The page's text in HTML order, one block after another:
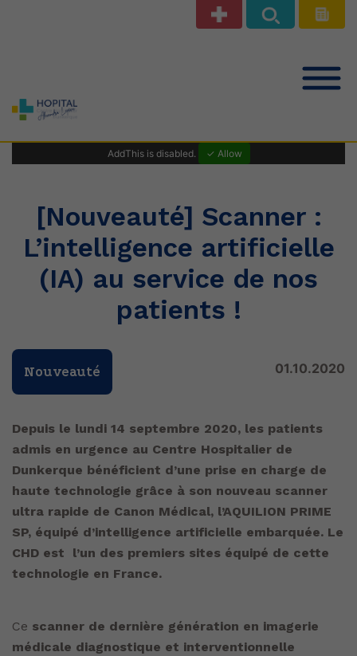
Notre offre de soins
Patients Public
Professionnels de santé
Le Centre Hospitalier
AddThis is disabled. ✓ Allow
[Nouveauté] Scanner :
L’intelligence artificielle
(IA) au service de nos
patients !
Nouveauté 01.10.2020
Depuis le lundi 14 septembre 2020, les patients
admis en urgence au Centre Hospitalier de
Dunkerque bénéficient d’une prise en charge de
haute technologie grâce à son nouveau scanner
ultra rapide de Canon Médical, l’AQUILION PRIME
SP, équipé d’intelligence artificielle embarquée. Le
CHD est l’un des premiers sites équipé de cette
technologie en France.
Ce scanner de dernière génération en imagerie
médicale diagnostique et interventionnelle